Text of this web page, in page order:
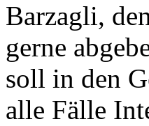
Barzagli,
gerne
soll in den
alle Fälle